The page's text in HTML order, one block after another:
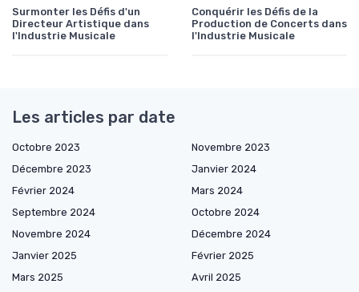
Surmonter les Défis d'un
Directeur Artistique dans
l'Industrie Musicale
Conquérir les Défis de la
Production de Concerts dans
l'Industrie Musicale
Les articles par date
Octobre 2023
Novembre 2023
Décembre 2023
Janvier 2024
Février 2024
Mars 2024
Septembre 2024
Octobre 2024
Novembre 2024
Décembre 2024
Janvier 2025
Février 2025
Mars 2025
Avril 2025